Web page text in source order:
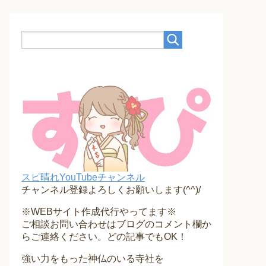
スピ晴れYouTubeチャンネル
チャンネル登録よろしくお願いします(^^)/
※WEBサイト作成代行やってます※
ご相談お問い合わせはブログのコメント欄か
らご連絡ください。どの記事でもOK！
強い力をもった神仏のいる寺社を